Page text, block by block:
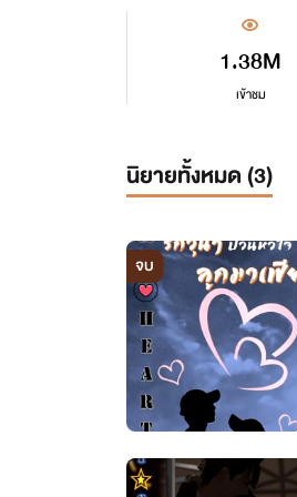
1.38M
เข้าชม
นิยายทั้งหมด (3)
จบ